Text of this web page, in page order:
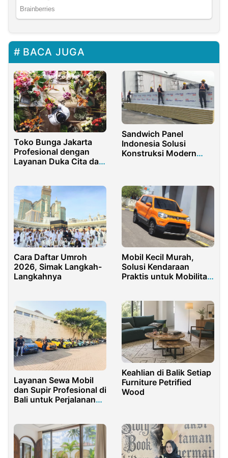
BACA JUGA
Toko Bunga Jakarta
Profesional dengan
Layanan Duka Cita dan
Sandwich Panel
Indonesia Solusi
Konstruksi Modern
Cara Daftar Umroh
2026, Simak Langkah-
Langkahnya
Mobil Kecil Murah,
Solusi Kendaraan
Praktis untuk Mobilitas
Layanan Sewa Mobil
dan Supir Profesional di
Bali untuk Perjalanan
Keahlian di Balik Setiap
Furniture Petrified
Wood